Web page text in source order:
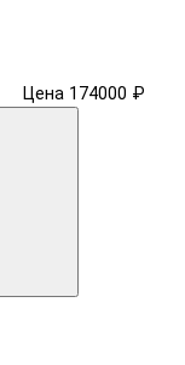
Цена 174000 ₽